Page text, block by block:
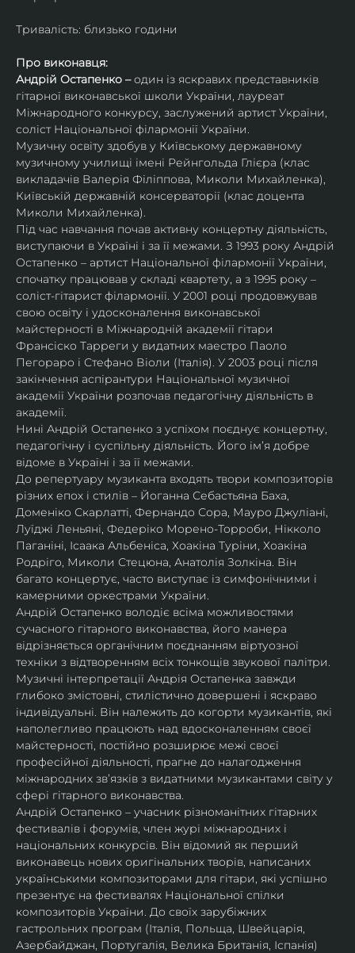
Тривалість: близько години
Про виконавця:
Андрій Остапенко – один із яскравих представників
гітарної виконавської школи України, лауреат
Міжнародного конкурсу, заслужений артист України,
соліст Національної філармонії України.
Музичну освіту здобув у Київському державному
музичному училищі імені Рейнгольда Глієра (клас
викладачів Валерія Філіппова, Миколи Михайленка),
Київській державній консерваторії (клас доцента
Миколи Михайленка).
Під час навчання почав активну концертну діяльність,
виступаючи в Україні і за її межами. З 1993 року Андрій
Остапенко – артист Національної філармонії України,
спочатку працював у складі квартету, а з 1995 року –
соліст-гітарист філармонії. У 2001 році продовжував
свою освіту і удосконалення виконавської
майстерності в Міжнародній академії гітари
Франсіско Тарреги у видатних маестро Паоло
Пегораро і Стефано Віоли (Італія). У 2003 році після
закінчення аспірантури Національної музичної
академії України розпочав педагогічну діяльність в
академії.
Нині Андрій Остапенко з успіхом поєднує концертну,
педагогічну і суспільну діяльність. Його ім’я добре
відоме в Україні і за її межами.
До репертуару музиканта входять твори композиторів
різних епох і стилів – Йоганна Себастьяна Баха,
Доменіко Скарлатті, Фернандо Сора, Мауро Джуліані,
Луїджі Леньяні, Федеріко Морено-Торроби, Нікколо
Паганіні, Ісаака Альбеніса, Хоакіна Туріни, Хоакіна
Родріго, Миколи Стецюна, Анатолія Золкіна. Він
багато концертує, часто виступає із симфонічними і
камерними оркестрами України.
Андрій Остапенко володіє всіма можливостями
сучасного гітарного виконавства, його манера
відрізняється органічним поєднанням віртуозної
техніки з відтворенням всіх тонкощів звукової палітри.
Музичні інтерпретації Андрія Остапенка завжди
глибоко змістовні, стилістично довершені і яскраво
індивідуальні. Він належить до когорти музикантів, які
наполегливо працюють над вдосконаленням своєї
майстерності, постійно розширює межі своєї
професійної діяльності, прагне до налагодження
міжнародних зв’язків з видатними музикантами світу у
сфері гітарного виконавства.
Андрій Остапенко – учасник різноманітних гітарних
фестивалів і форумів, член журі міжнародних і
національних конкурсів. Він відомий як перший
виконавець нових оригінальних творів, написаних
українськими композиторами для гітари, які успішно
презентує на фестивалях Національної спілки
композиторів України. До своїх зарубіжних
гастрольних програм (Італія, Польща, Швейцарія,
Азербайджан, Португалія, Велика Британія, Іспанія)